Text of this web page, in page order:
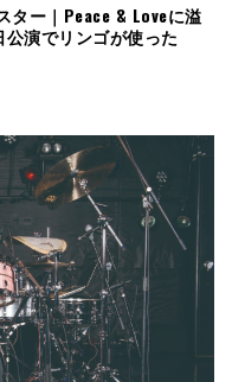
ター｜Peace & Loveに溢
演でリンゴが使った